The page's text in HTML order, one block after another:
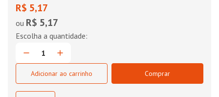
R$ 5,17
ou R$ 5,17
Adicionar ao carrinho Comprar